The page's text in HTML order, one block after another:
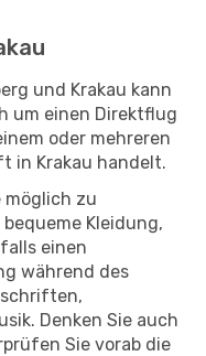
und Krakau kann
um einen Direktflug
oder mehreren
in Krakau handelt.
möglich zu
Kleidung,
einen
während des
Denken Sie auch
Sie vorab die